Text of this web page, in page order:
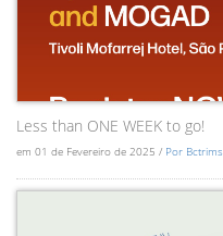
Less than ONE WEEK to go!
em 01 de Fevereiro de 2025 / Por Bctrims